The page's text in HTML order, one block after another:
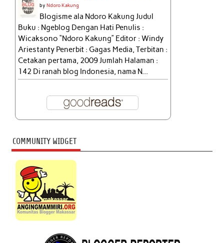
byNdoro Kakung
Blogisme ala Ndoro Kakung Judul
Buku : Ngeblog Dengan Hati Penulis :
Wicaksono “Ndoro Kakung” Editor : Windy
Ariestanty Penerbit : Gagas Media, Terbitan :
Cetakan pertama, 2009 Jumlah Halaman :
142 Di ranah blog Indonesia, nama N...
COMMUNITY WIDGET